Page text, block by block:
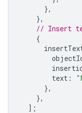
},
},
// Insert
{
text :
},
},
];